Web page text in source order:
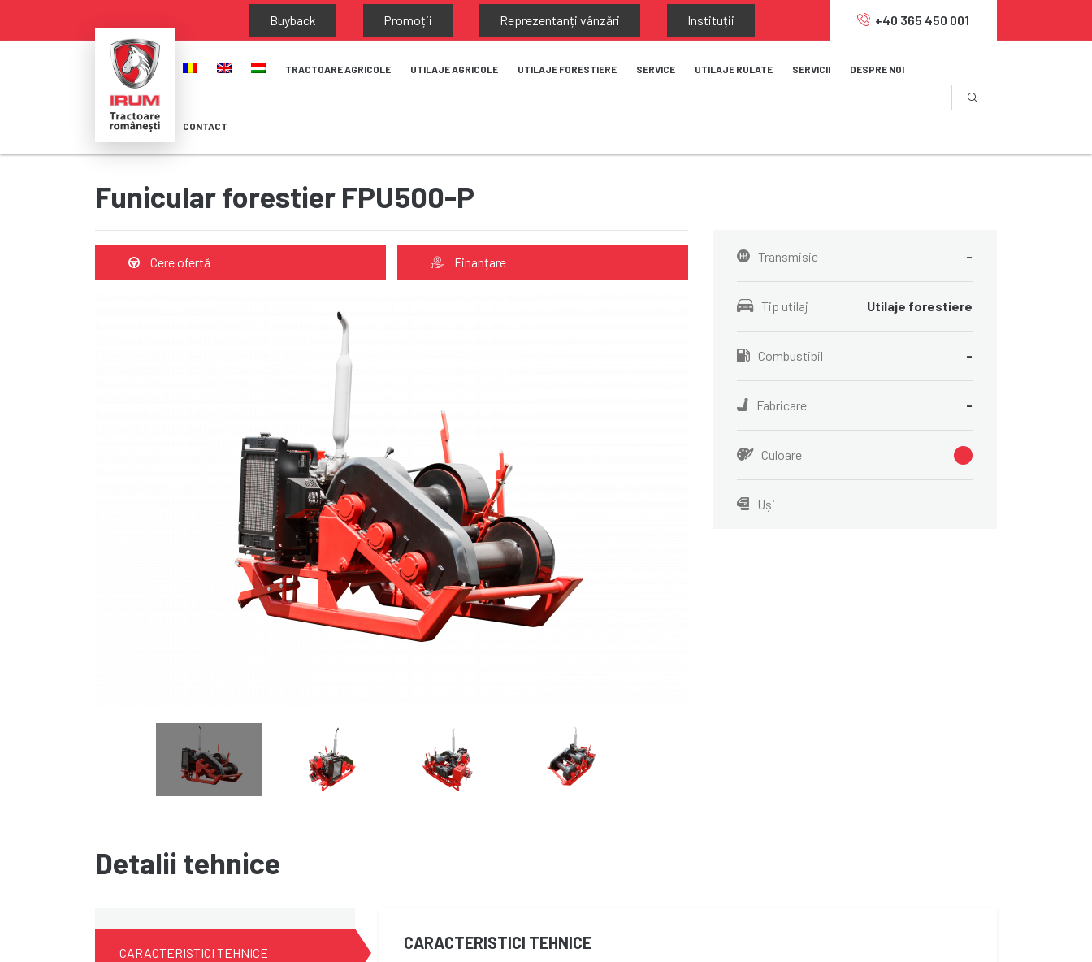
Buyback Promoții Reprezentanți vânzări Instituții +40 365 450 001
TRACTOARE AGRICOLE UTILAJE AGRICOLE UTILAJE FORESTIERE SERVICE UTILAJE RULATE SERVICII DESPRE NOI
CONTACT
Funicular forestier FPU500-P
Cere ofertă Finanțare Transmisie -
Tip utilaj Utilaje forestiere
Combustibil -
Fabricare -
Culoare
Uși
Detalii tehnice
CARACTERISTICI TEHNICE
CARACTERISTICI TEHNICE